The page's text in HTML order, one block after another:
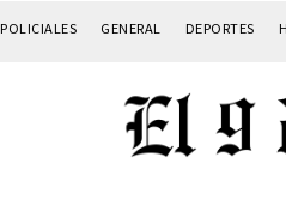
POLICIALES GENERAL DEPORTES